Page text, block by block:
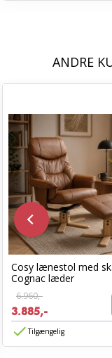
ANDRE
Cosy lænestol med
Cognac læder
6.960,-
3.885,-
Tilgængelig